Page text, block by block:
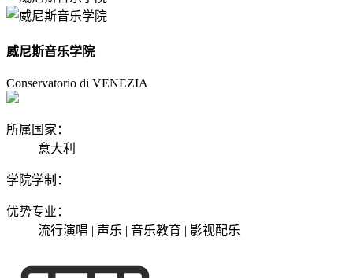
威尼斯音乐学院
Conservatorio di VENEZIA
所属国家：
意大利
学院学制：
优势专业：
流行演唱 | 声乐 | 音乐教育 | 影视配乐